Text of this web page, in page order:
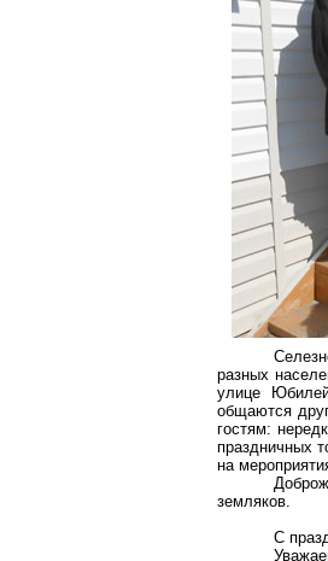
разных
улице
общаются
гостям:
праздничных
на
земляков.
С